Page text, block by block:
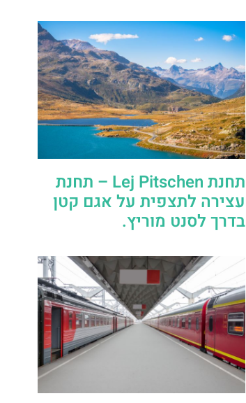
תחנת Lej Pitschen – תחנת
עצירה לתצפית על אגם קטן
בדרך לסנט מוריץ.